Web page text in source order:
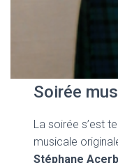
Soirée
La soirée s’est
musicale
Stéphane